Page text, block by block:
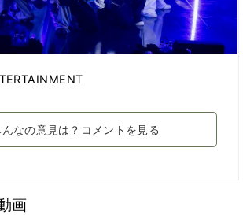
なの意見は？コメントを見る
画